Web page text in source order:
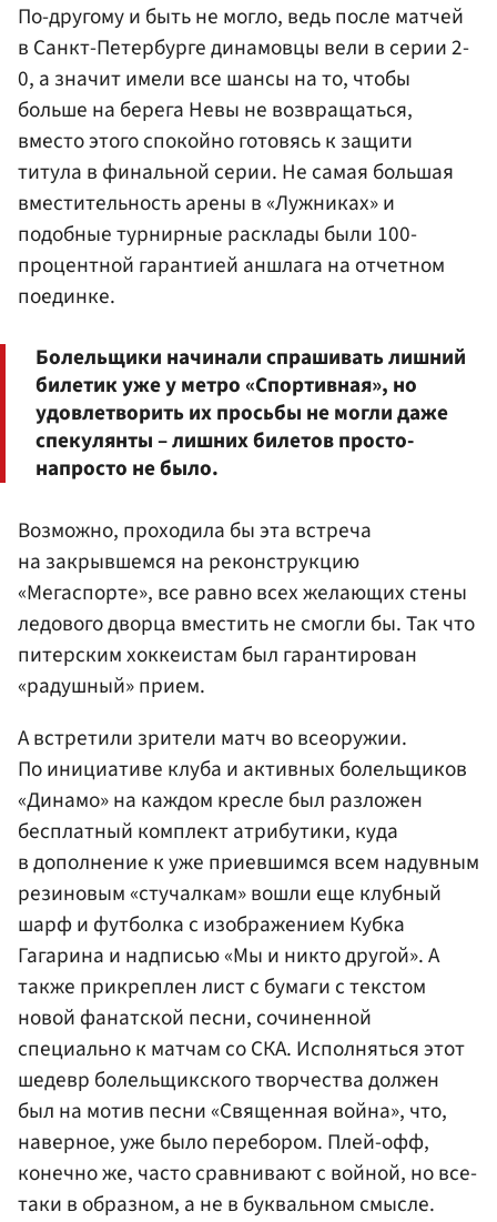
По-другому и быть не могло, ведь после матчей
в Санкт-Петербурге динамовцы вели в серии 2-
0, а значит имели все шансы на то, чтобы
больше на берега Невы не возвращаться,
вместо этого спокойно готовясь к защити
титула в финальной серии. Не самая большая
вместительность арены в «Лужниках» и
подобные турнирные расклады были 100-
процентной гарантией аншлага на отчетном
поединке.
Болельщики начинали спрашивать лишний
билетик уже у метро «Спортивная», но
удовлетворить их просьбы не могли даже
спекулянты – лишних билетов просто-
напросто не было.
Возможно, проходила бы эта встреча
на закрывшемся на реконструкцию
«Мегаспорте», все равно всех желающих стены
ледового дворца вместить не смогли бы. Так что
питерским хоккеистам был гарантирован
«радушный» прием.
А встретили зрители матч во всеоружии.
По инициативе клуба и активных болельщиков
«Динамо» на каждом кресле был разложен
бесплатный комплект атрибутики, куда
в дополнение к уже приевшимся всем надувным
резиновым «стучалкам» вошли еще клубный
шарф и футболка с изображением Кубка
Гагарина и надписью «Мы и никто другой». А
также прикреплен лист с бумаги с текстом
новой фанатской песни, сочиненной
специально к матчам со СКА. Исполняться этот
шедевр болельщикского творчества должен
был на мотив песни «Священная война», что,
наверное, уже было перебором. Плей-офф,
конечно же, часто сравнивают с войной, но все-
таки в образном, а не в буквальном смысле.